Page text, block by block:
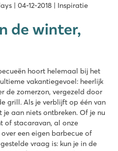
| 04-12-2018 | Inspiratie
de winter,
hoort helemaal bij het
vakantiegevoel: heerlijk
de zomerzon, vergezeld door
grill. Als je verblijft op één van
aan niets ontbreken. Of je nu
of stacaravan, al onze
een eigen barbecue of
vraag is: kun je in de